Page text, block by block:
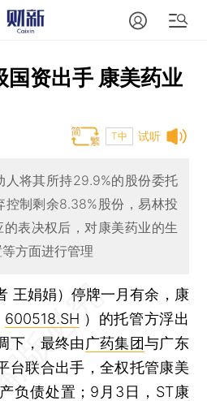
国资出手 康美药业
试听
T中
人将其所持29.9%的股份委托
控制剩余8.38%股份，易林投
表决权后，对康美药业的生
方面进行管理
王娟娟） 停牌一月有余，康
600518.SH ）的托管方浮出
下，最终由广药集团与广东
台联合出手，全权托管康美
负债处置；9月3日，ST康